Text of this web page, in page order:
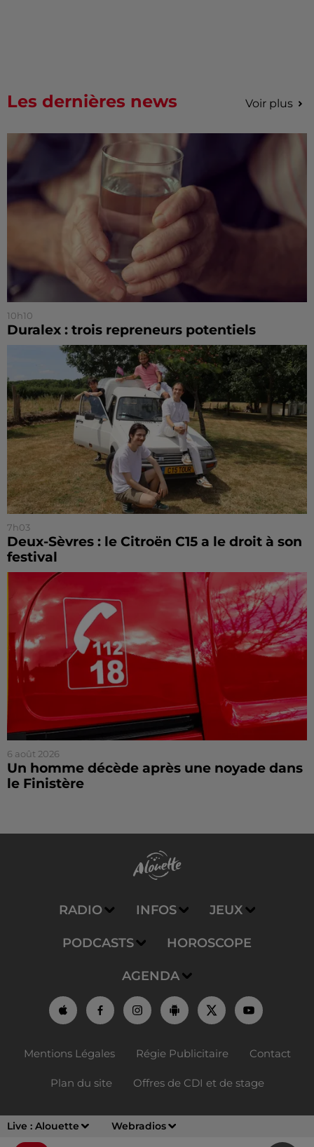
Live : Alouette Webradios
Les dernières news Voir plus
10h10
Duralex : trois repreneurs potentiels
7h03
Deux-Sèvres : le Citroën C15 a le droit à son
festival
6 août 2026
Un homme décède après une noyade dans
le Finistère
RADIO INFOS JEUX
PODCASTS HOROSCOPE
AGENDA
Mentions Légales Régie Publicitaire Contact
Plan du site Offres de CDI et de stage